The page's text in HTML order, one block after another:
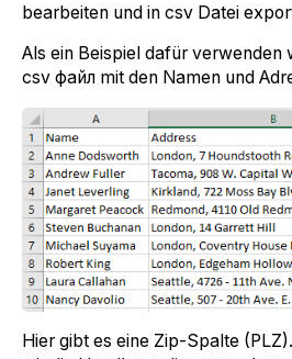
bearbeiten und in csv Datei
Als ein Beispiel dafür verwenden
csv файл mit den Namen und
Hier gibt es eine Zip-Spalte